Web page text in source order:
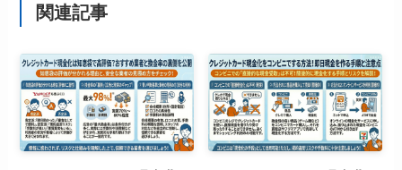
関連記事